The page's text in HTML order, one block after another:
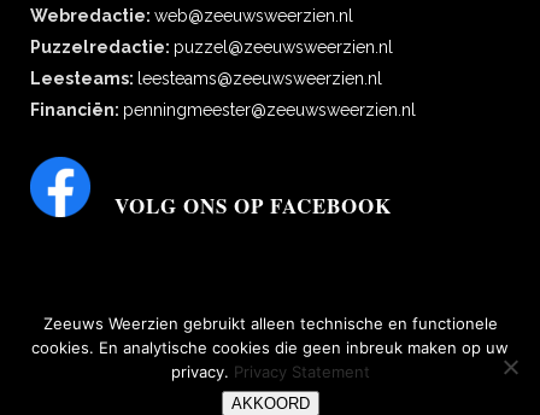
Webredactie: web@zeeuwsweerzien.nl
Puzzelredactie: puzzel@zeeuwsweerzien.nl
Leesteams: leesteams@zeeuwsweerzien.nl
Financiën: penningmeester@zeeuwsweerzien.nl
VOLG ONS OP FACEBOOK
bescherming persoonsgegevens|Disclaimer, copyright, aansprakelijkheid,
Zeeuws Weerzien gebruikt alleen technische en functionele
cookies. En analytische cookies die geen inbreuk maken op uw
privacy. Privacy Statement
AKKOORD